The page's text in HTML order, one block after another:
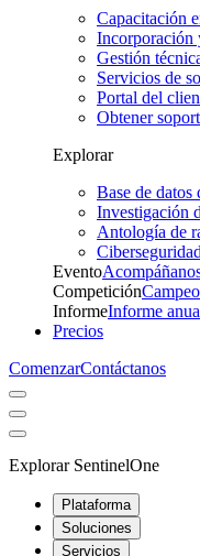
Capacitación
Incorporación
Gestión
Servicios de
Portal del
Obtener
Explorar
Base de datos
Investigación
Antología de
Evento
Competición
InformeInforme
Precios
ComenzarContáctanos
Explorar SentinelOne
Plataforma
Soluciones
Servicios